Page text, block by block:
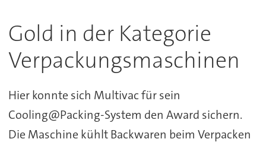
Gold in der Kategorie
Verpackungsmaschinen
Hier konnte sich Multivac für sein
Cooling@Packing-System den Award sichern.
Die Maschine kühlt Backwaren beim Verpacken